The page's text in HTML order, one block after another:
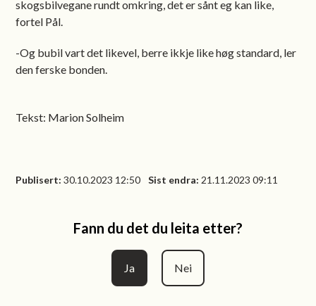
skogsbilvegane rundt omkring, det er sånt eg kan like,
fortel Pål.
-Og bubil vart det likevel, berre ikkje like høg standard, ler
den ferske bonden.
Tekst: Marion Solheim
Publisert 30.10.2023 12:50 Sist endra 21.11.2023 09:11
Fann du det du leita etter?
Ja Nei